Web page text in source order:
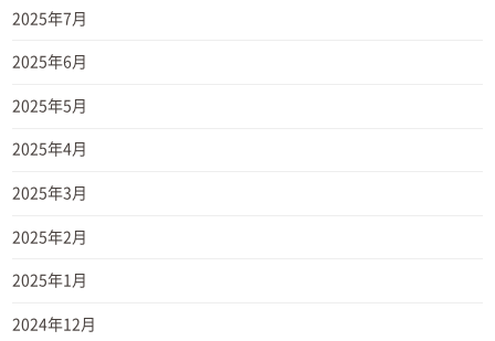
2025年7月
2025年6月
2025年5月
2025年4月
2025年3月
2025年2月
2025年1月
2024年12月